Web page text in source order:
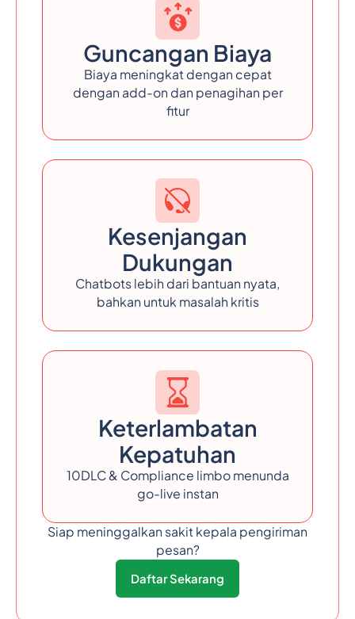
Guncangan Biaya
Biaya meningkat dengan cepat
dengan add-on dan penagihan per
fitur
Kesenjangan
Dukungan
Chatbots lebih dari bantuan nyata,
bahkan untuk masalah kritis
Keterlambatan
Kepatuhan
10DLC & Compliance limbo menunda
go-live instan
Siap meninggalkan sakit kepala pengiriman
pesan?
Daftar Sekarang